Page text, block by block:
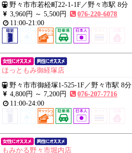
野々市市若松町22-1-1F／野々市駅 8分
3,960円 ～5,500円
076-220-6078
11:00-21:00
ほっともみ御経塚店
野々市市御経塚1-525-1F／野々市駅 8分
4,800円 ～ 7,200円
076-207-7716
11:00-24:00
もみかる野々市堀内店